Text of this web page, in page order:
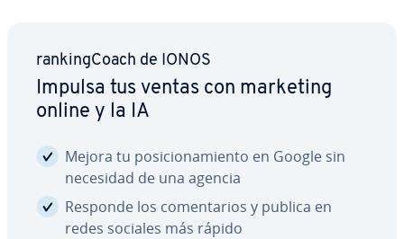
ra­n­ki­n­g­Coa­ch de IONOS
Impulsa tus ventas con marketing
online y la IA
Mejora tu po­si­cio­na­mie­n­to en Google sin
necesidad de una agencia
Responde los co­me­n­ta­rios y publica en
redes sociales más rápido